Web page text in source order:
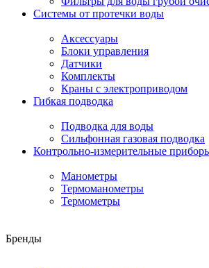
Системы от протечки воды
Аксессуары
Блоки управления
Датчики
Комплекты
Краны с электроприводом
Гибкая подводка
Подводка для воды
Сильфонная газовая подводка
Контрольно-измерительные
Манометры
Термоманометры
Термометры
Бренды